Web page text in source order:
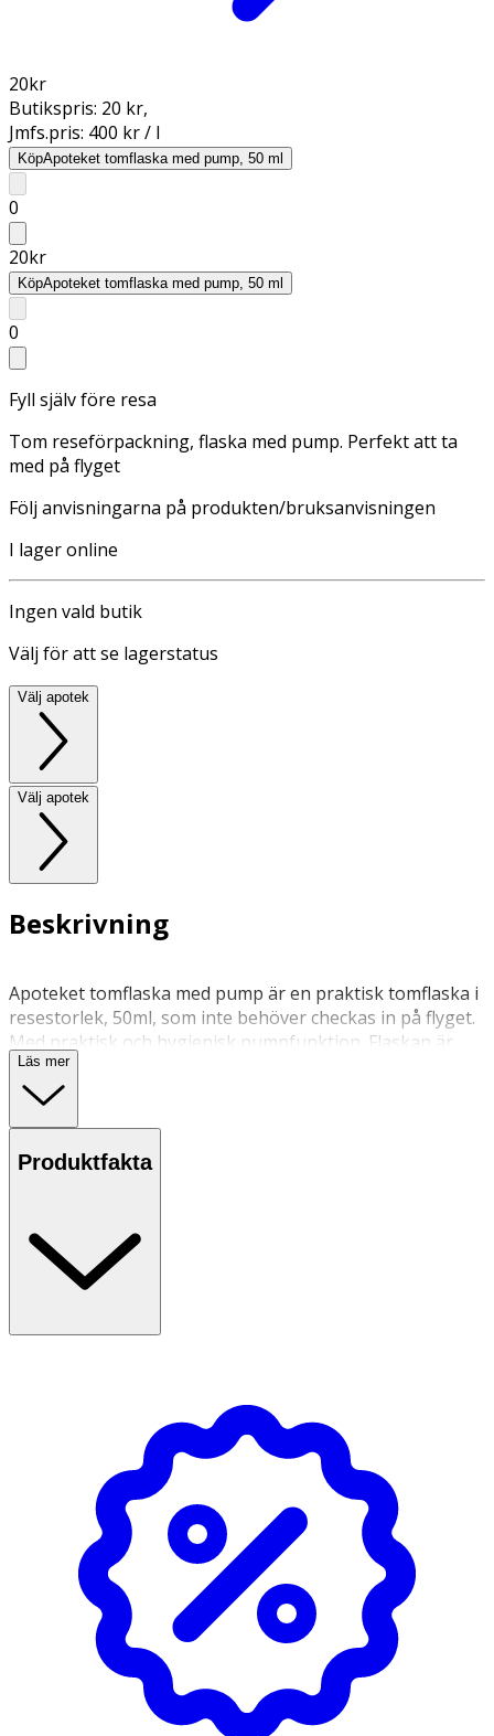
20kr
Butikspris: 20 kr,
Jmfs.pris: 400 kr / l
KöpApoteket tomflaska med pump, 50 ml
0
20kr
KöpApoteket tomflaska med pump, 50 ml
0
Fyll själv före resa
Tom reseförpackning, flaska med pump. Perfekt att ta
med på flyget
Följ anvisningarna på produkten/bruksanvisningen
I lager online
Ingen vald butik
Välj för att se lagerstatus
Välj apotek
Välj apotek
Beskrivning
Apoteket tomflaska med pump är en praktisk tomflaska i
resestorlek, 50ml, som inte behöver checkas in på flyget.
Med praktisk och hygienisk pumpfunktion. Flaskan är
gjord av PET. Endast avsedd för kosmetiska produkter.
Fyll med din favoritprodukt (endast avsedd för
kosmetiska produkter) och ta med dig på resa.
Läs mer
Produktfakta